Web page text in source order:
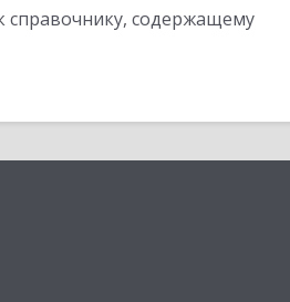
справочнику, содержащему